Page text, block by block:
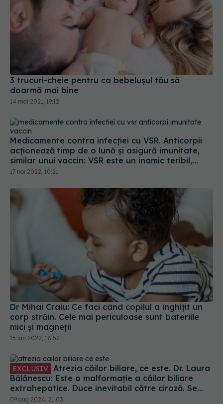
3 trucuri-cheie pentru ca bebelușul tău să
doarmă mai bine
14 mai 2021, 19:12
Medicamente contra infecției cu VSR. Anticorpii
acționează timp de o lună și asigură imunitate,
similar unui vaccin: VSR este un inamic teribil,
extrem de contagios
17 noi 2022, 10:21
Dr Mihai Craiu: Ce faci când copilul a înghițit un
corp străin. Cele mai periculoase sunt bateriile
mici și magneții
15 ian 2022, 18:52
EXCLUSIV
Bălănescu: Este o malformație a căilor biliare
extrahepatice. Duce inevitabil către ciroză. Se
decompensează și ajunge la insuficiență hepatică
09 aug 2024, 21:03